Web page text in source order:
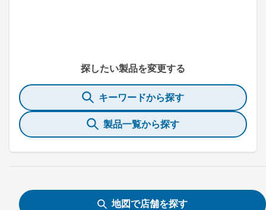
探したい製品を変更する
キーワードから探す
製品一覧から探す
地図で店舗を探す